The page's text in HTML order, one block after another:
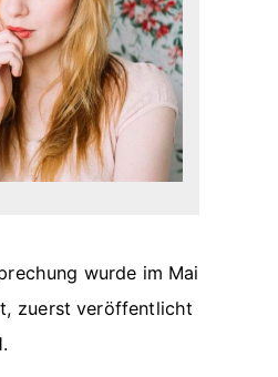
wurde im Mai
zuerst veröffentlicht